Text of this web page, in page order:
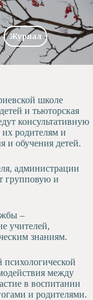
Журнал
школе
и тьюторская
консультативную
родителям и
и обучения детей.
администрации
групповую и
–
учителей,
знаниям.
между
в воспитании
и родителями.